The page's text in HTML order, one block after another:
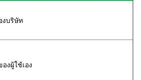
งบริษัท
งผู้ใช้เอง